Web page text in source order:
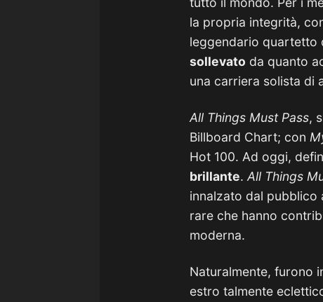
la propria integrità,
leggendario quartetto
sollevato da quanto
una carriera solista di
All Things Must Pass,
Billboard Chart; con
Hot 100. Ad oggi,
brillante. All Things
innalzato dal pubblico
rare che hanno
moderna.
Naturalmente, furono
estro talmente